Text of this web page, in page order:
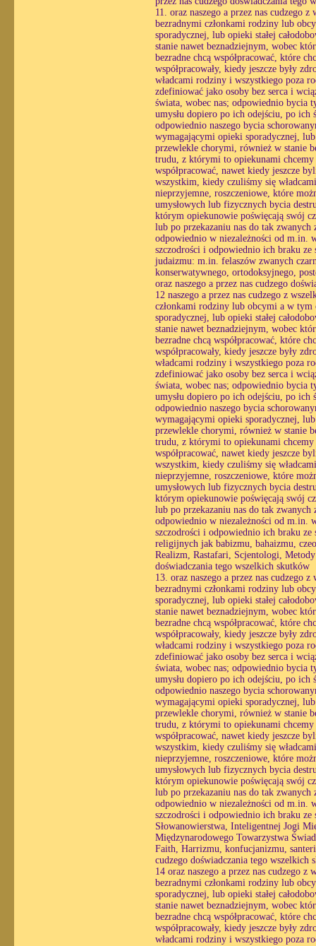
11. oraz naszego a przez nas cudzego
bezradnymi członkami rodziny lub
sporadycznej, lub opieki stałej
stanie nawet beznadziejnym, wobec
bezradne chcą współpracować, które
współpracowały, kiedy jeszcze były
władcami rodziny i wszystkiego poza
zdefiniować jako osoby bez serca i
świata, wobec nas; odpowiednio bycia
umysłu dopiero po ich odejściu, po ich
odpowiednio naszego bycia
wymagającymi opieki sporadycznej,
przewlekle chorymi, również w stanie
trudu, z którymi to opiekunami
współpracować, nawet kiedy jeszcze
wszystkim, kiedy czuliśmy się
nieprzyjemne, roszczeniowe, które
umysłowych lub fizycznych bycia
którym opiekunowie poświęcają swój
lub po przekazaniu nas do tak
odpowiednio w niezależności od m.in.
szczodrości i odpowiednio ich braku
judaizmu: m.in. felaszów zwanych
konserwatywnego, ortodoksyjnego,
oraz naszego a przez nas cudzego
12 naszego a przez nas cudzego z
członkami rodziny lub obcymi a w
sporadycznej, lub opieki stałej
stanie nawet beznadziejnym, wobec
bezradne chcą współpracować, które
współpracowały, kiedy jeszcze były
władcami rodziny i wszystkiego poza
zdefiniować jako osoby bez serca i
świata, wobec nas; odpowiednio bycia
umysłu dopiero po ich odejściu, po ich
odpowiednio naszego bycia
wymagającymi opieki sporadycznej,
przewlekle chorymi, również w stanie
trudu, z którymi to opiekunami
współpracować, nawet kiedy jeszcze
wszystkim, kiedy czuliśmy się
nieprzyjemne, roszczeniowe, które
umysłowych lub fizycznych bycia
którym opiekunowie poświęcają swój
lub po przekazaniu nas do tak
odpowiednio w niezależności od m.in.
szczodrości i odpowiednio ich braku
religijnych jak babizmu, bahaizmu,
Realizm, Rastafari, Scjentologi,
doświadczania tego wszelkich skutków
13. oraz naszego a przez nas cudzego
bezradnymi członkami rodziny lub
sporadycznej, lub opieki stałej
stanie nawet beznadziejnym, wobec
bezradne chcą współpracować, które
współpracowały, kiedy jeszcze były
władcami rodziny i wszystkiego poza
zdefiniować jako osoby bez serca i
świata, wobec nas; odpowiednio bycia
umysłu dopiero po ich odejściu, po ich
odpowiednio naszego bycia
wymagającymi opieki sporadycznej,
przewlekle chorymi, również w stanie
trudu, z którymi to opiekunami
współpracować, nawet kiedy jeszcze
wszystkim, kiedy czuliśmy się
nieprzyjemne, roszczeniowe, które
umysłowych lub fizycznych bycia
którym opiekunowie poświęcają swój
lub po przekazaniu nas do tak
odpowiednio w niezależności od m.in.
szczodrości i odpowiednio ich braku
Słowanowierstwa, Inteligentnej Jogi
Międzynarodowego Towarzystwa
Faith, Harrizmu, konfucjanizmu,
cudzego doświadczania tego wszelkich
14 oraz naszego a przez nas cudzego
bezradnymi członkami rodziny lub
sporadycznej, lub opieki stałej
stanie nawet beznadziejnym, wobec
bezradne chcą współpracować, które
współpracowały, kiedy jeszcze były
władcami rodziny i wszystkiego poza